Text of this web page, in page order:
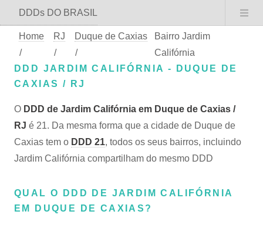
DDDs DO BRASIL
Home
/
RJ
/
Duque de Caxias
/
Bairro Jardim
Califórnia
DDD JARDIM CALIFÓRNIA - DUQUE DE
CAXIAS / RJ
O DDD de Jardim Califórnia em Duque de Caxias /
RJ é 21. Da mesma forma que a cidade de Duque de
Caxias tem o DDD 21, todos os seus bairros, incluindo
Jardim Califórnia compartilham do mesmo DDD
QUAL O DDD DE JARDIM CALIFÓRNIA
EM DUQUE DE CAXIAS?